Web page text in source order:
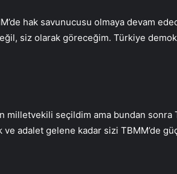
hak savunucusu olmaya devam
siz olarak göreceğim. Türkiye
milletvekili seçildim ama bundan
ve adalet gelene kadar sizi TBMM’de